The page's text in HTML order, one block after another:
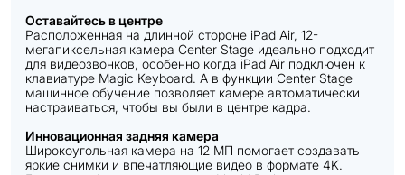
Оставайтесь в центре
Расположенная на длинной стороне iPad Air, 12-
мегапиксельная камера Center Stage идеально подходит
для видеозвонков, особенно когда iPad Air подключен к
клавиатуре Magic Keyboard. А в функции Center Stage
машинное обучение позволяет камере автоматически
настраиваться, чтобы вы были в центре кадра.
Инновационная задняя камера
Широкоугольная камера на 12 МП помогает создавать
яркие снимки и впечатляющие видео в формате 4K.